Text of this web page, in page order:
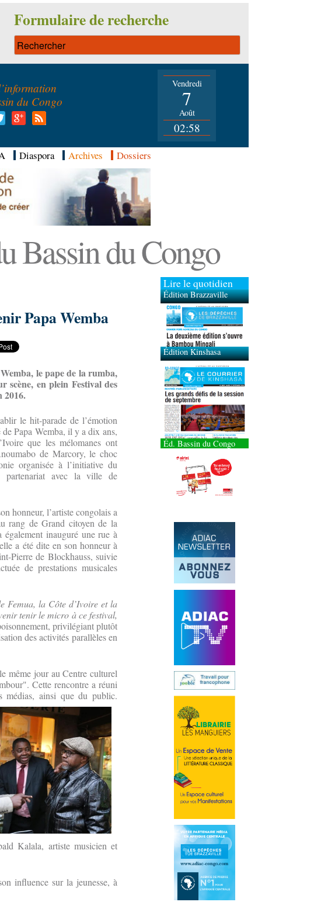
Formulaire de recherche
du Congo
Vendredi
7
Août
02:58
Diaspora Archives Dossiers
Bassin du Congo
Papa Wemba
le pape de la rumba,
scène, en plein Festival des
2016.
le hit-parade de l’émotion
Papa Wemba, il y a dix ans,
que les mélomanes ont
de Marcory, le choc
organisée à l’initiative du
partenariat avec la ville de
honneur, l’artiste congolais a
rang de Grand citoyen de la
inauguré une rue à
a été dite en son honneur à
Pierre de Blockhauss, suivie
de prestations musicales
Femua, la Côte d’Ivoire et la
tenir le micro à ce festival,
privilégiant plutôt
des activités parallèles en
même jour au Centre culturel
Cette rencontre a réuni
médias, ainsi que du public.
Kalala, artiste musicien et
influence sur la jeunesse, à
Lire le quotidien
Édition Brazzaville
Édition Kinshasa
Éd. Bassin du Congo